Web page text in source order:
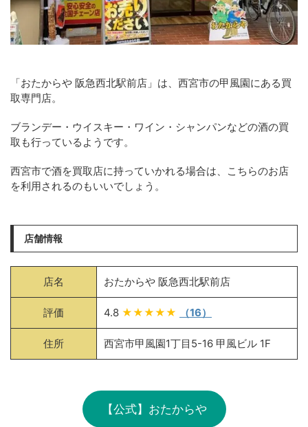
「おたからや 阪急西北駅前店」は、西宮市の甲風園にある買
取専門店。
ブランデー・ウイスキー・ワイン・シャンパンなどの酒の買
取も行っているようです。
西宮市で酒を買取店に持っていかれる場合は、こちらのお店
を利用されるのもいいでしょう。
店舗情報
店名 おたからや 阪急西北駅前店
評価 4.8 ★★★★★ （16）
住所 西宮市甲風園1丁目5-16 甲風ビル 1F
【公式】おたからや